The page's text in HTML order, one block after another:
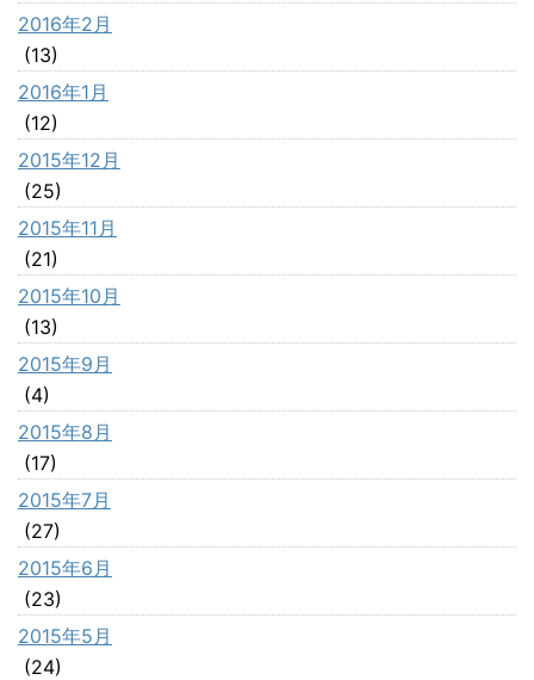
2016年2月
(13)
2016年1月
(12)
2015年12月
(25)
2015年11月
(21)
2015年10月
(13)
2015年9月
(4)
2015年8月
(17)
2015年7月
(27)
2015年6月
(23)
2015年5月
(24)